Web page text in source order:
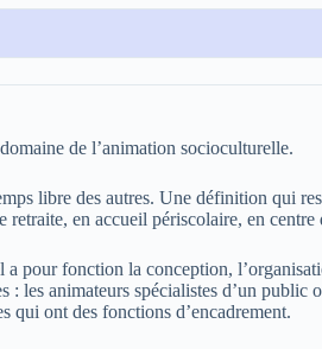
de l’animation socioculturelle.
libre des autres. Une définition qui
retraite, en accueil périscolaire, en
pour fonction la conception,
: les animateurs spécialistes d’un
qui ont des fonctions d’encadrement.